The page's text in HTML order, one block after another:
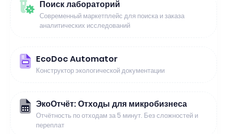
Поиск лабораторий
Современный маркетплейс для поиска и заказа
аналитических исследований
EcoDoc Automator
Конструктор экологической документации
ЭкоОтчёт: Отходы для микробизнеса
Отчётность по отходам за 5 минут. Без сложностей и
переплат